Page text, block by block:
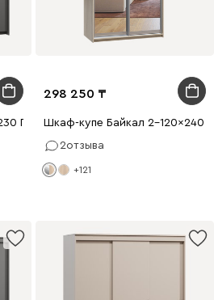
Графитовый без зеркал
298 250
Шкаф-купе Байкал 2-120x240
2отзыва
+121